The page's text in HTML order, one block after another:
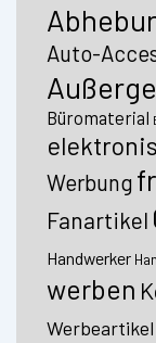
Auto-
Büromaterial
Werbung
Fanartikel
Handwerker
werben
Werbeartikel